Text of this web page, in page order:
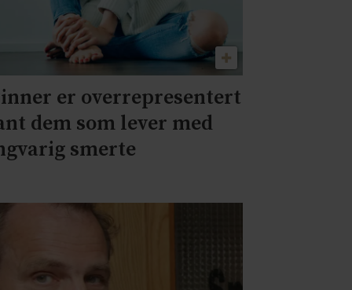
er overrepresentert
dem som lever med
smerte